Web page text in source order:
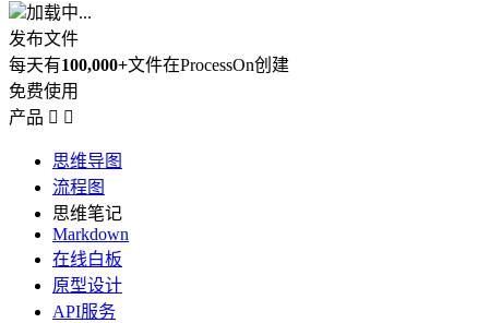
加载中...
发布文件
每天有100,000+文件在ProcessOn创建
免费使用
产品  
思维导图
流程图
思维笔记
Markdown
在线白板
原型设计
API服务